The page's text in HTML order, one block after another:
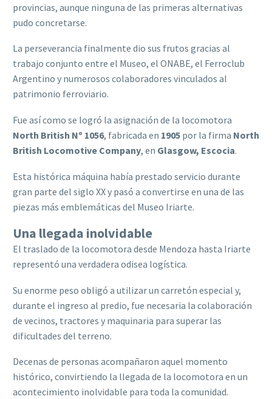
provincias, aunque ninguna de las primeras alternativas
pudo concretarse.
La perseverancia finalmente dio sus frutos gracias al
trabajo conjunto entre el Museo, el ONABE, el Ferroclub
Argentino y numerosos colaboradores vinculados al
patrimonio ferroviario.
Fue así como se logró la asignación de la locomotora
North British Nº 1056, fabricada en 1905 por la firma North
British Locomotive Company, en Glasgow, Escocia.
Esta histórica máquina había prestado servicio durante
gran parte del siglo XX y pasó a convertirse en una de las
piezas más emblemáticas del Museo Iriarte.
Una llegada inolvidable
El traslado de la locomotora desde Mendoza hasta Iriarte
representó una verdadera odisea logística.
Su enorme peso obligó a utilizar un carretón especial y,
durante el ingreso al predio, fue necesaria la colaboración
de vecinos, tractores y maquinaria para superar las
dificultades del terreno.
Decenas de personas acompañaron aquel momento
histórico, convirtiendo la llegada de la locomotora en un
acontecimiento inolvidable para toda la comunidad.